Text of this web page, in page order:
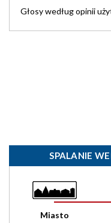
Głosy wedługopinii
SPALANIE
Miasto